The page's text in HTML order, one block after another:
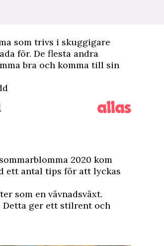
som trivs i skuggigare
för. De flesta andra
bra och komma till sin
2020 kom
ett antal tips för att lyckas
som en vävnadsväxt.
Detta ger ett stilrent och